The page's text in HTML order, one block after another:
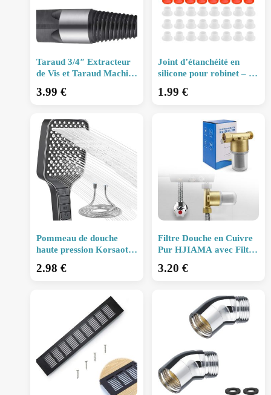
Taraud 3/4″ Extracteur
de Vis et Taraud Machine
Filetages de Tuyaux
3.99 €
Joint d’étanchéité en
silicone pour robinet – 50
plomberie M15
1.99 €
Pommeau de douche
haute pression Korsaot
tuyau antidéflagrant 1,5
2.98 €
Filtre Douche en Cuivre
Pur HJIAMA avec Filtre
Double Bague
3.20 €